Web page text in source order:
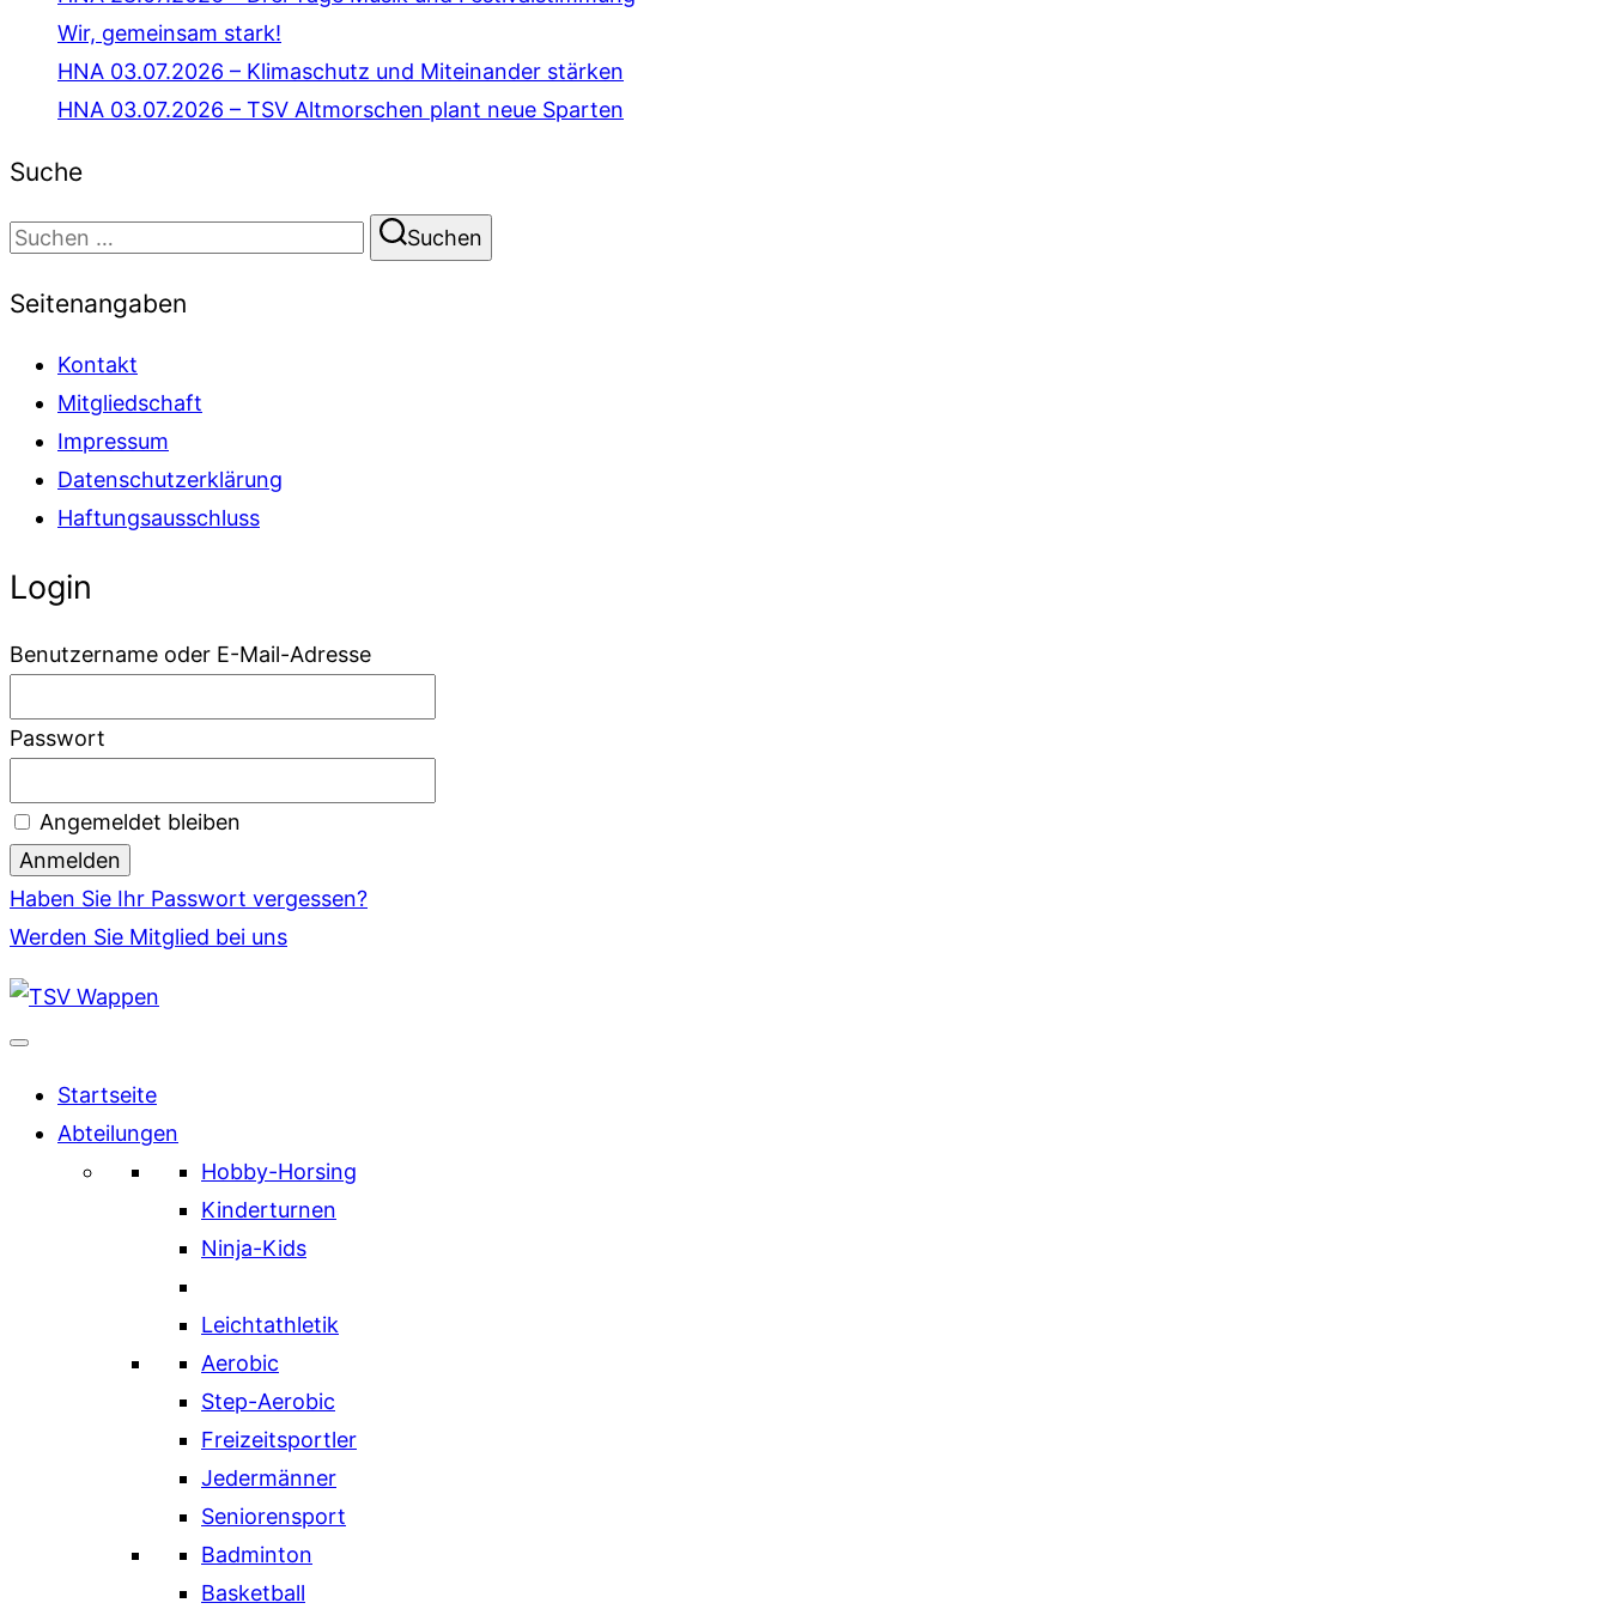
Wir, gemeinsam stark!
HNA 03.07.2026 – Klimaschutz und Miteinander stärken
HNA 03.07.2026 – TSV Altmorschen plant neue Sparten
Suche
Suchen
Suchen
Seitenangaben
Kontakt
Mitgliedschaft
Impressum
Datenschutzerklärung
Haftungsausschluss
Login
Benutzername oder E-Mail-Adresse
Passwort
Angemeldet bleiben
Haben Sie Ihr Passwort vergessen?
Werden Sie Mitglied bei uns
Zum
Inhalt
Startseite
Abteilungen
Hobby-Horsing
Kinderturnen
Ninja-Kids
Leichtathletik
Aerobic
Step-Aerobic
Freizeitsportler
Jedermänner
Seniorensport
Badminton
Basketball